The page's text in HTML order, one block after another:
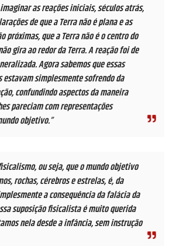
imaginar as reações iniciais, séculos atrás,
de que a Terra não é plana e as
próximas, que a Terra não é o centro do
gira ao redor da Terra. A reação foi de
Agora sabemos que essas
estavam simplesmente sofrendo da
confundindo aspectos da maneira
pareciam com representações
objetivo.”
ou seja, que o mundo objetivo
rochas, cérebros e estrelas, é, da
a consequência da falácia da
suposição fisicalista é muito querida
nela desde a infância, sem instrução